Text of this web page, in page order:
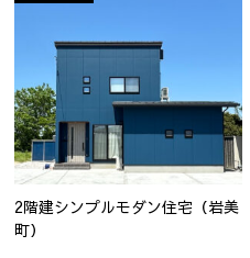
2階建シンプルモダン住宅（岩美
町）